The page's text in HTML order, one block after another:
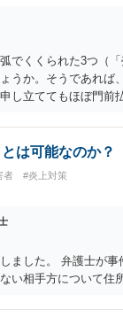
でくくられた3つ（
うか。そうであれば
し立ててもほぼ門
ば、回答は180度変
護士へ直接相談した
は可能なのか？
者 #炎上対策
ました。 弁護士が
い相手方について住